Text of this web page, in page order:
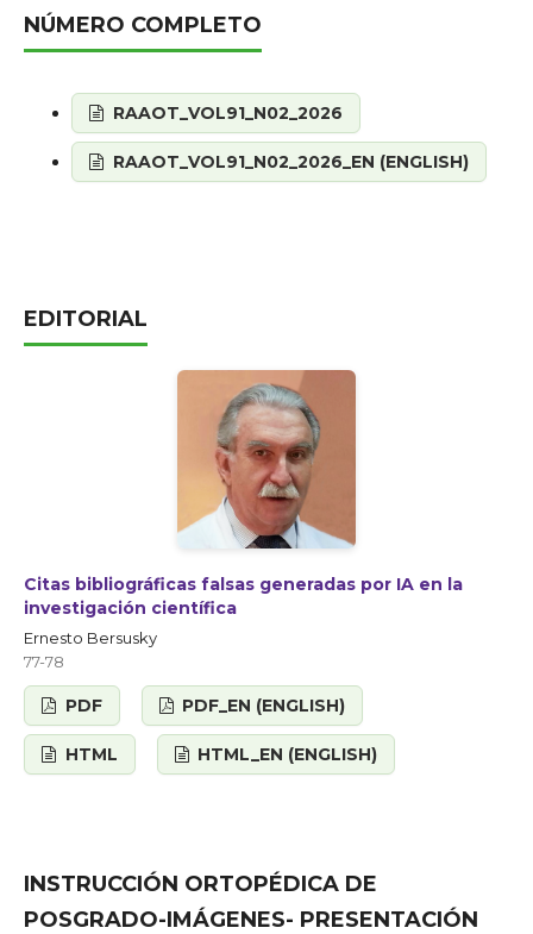
NÚMERO COMPLETO
RAAOT_VOL91_N02_2026
RAAOT_VOL91_N02_2026_EN (ENGLISH)
EDITORIAL
Citas bibliográficas falsas generadas por IA en la
investigación científica
Ernesto Bersusky
77-78
PDF PDF_EN (ENGLISH)
HTML HTML_EN (ENGLISH)
INSTRUCCIÓN ORTOPÉDICA DE
POSGRADO-IMÁGENES- PRESENTACIÓN